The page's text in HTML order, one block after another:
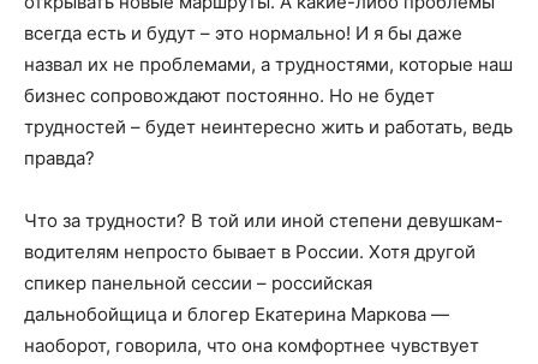
всегда есть и будут – это нормально! И я бы даже
назвал их не проблемами, а трудностями, которые наш
бизнес сопровождают постоянно. Но не будет
трудностей – будет неинтересно жить и работать, ведь
правда?
Что за трудности? В той или иной степени девушкам-
водителям непросто бывает в России. Хотя другой
спикер панельной сессии – российская
дальнобойщица и блогер Екатерина Маркова —
наоборот, говорила, что она комфортнее чувствует